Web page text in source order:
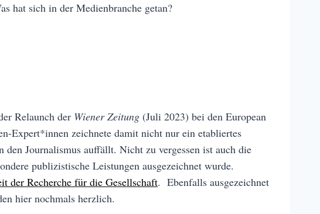
hat sich in der Medienbranche getan?
Relaunch der Wiener Zeitung (Juli 2023) bei den European
Expert*innen zeichnete damit nicht nur ein etabliertes
den Journalismus auffällt. Nicht zu vergessen ist auch die
publizistische Leistungen ausgezeichnet wurde.
der Recherche für die Gesellschaft. Ebenfalls ausgezeichnet
hier nochmals herzlich.